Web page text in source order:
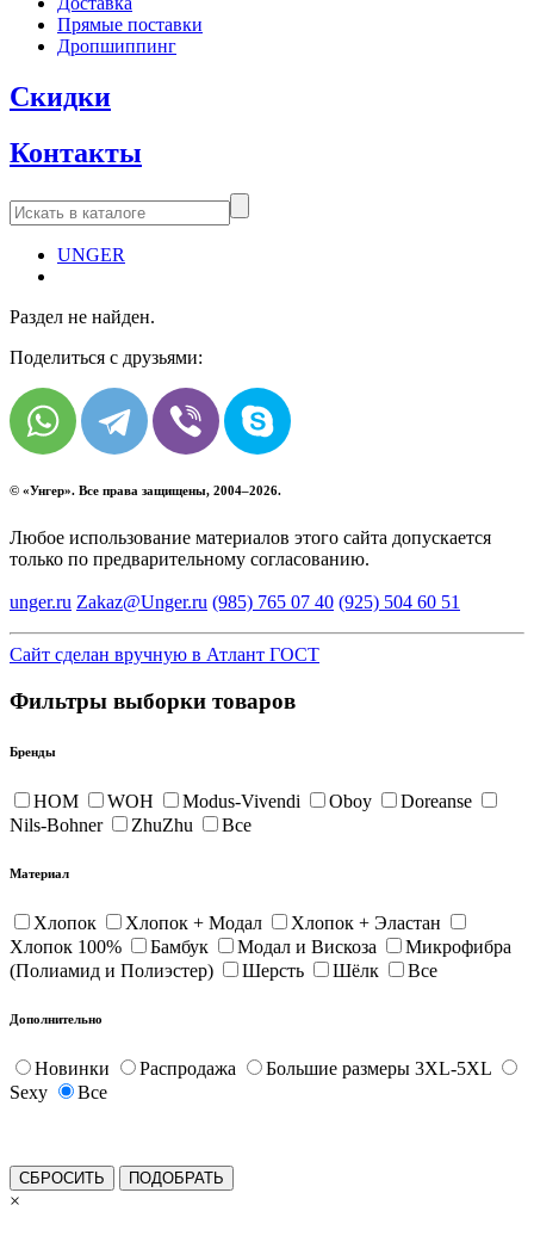
Прямые поставки
Дропшиппинг
Скидки
Контакты
UNGER
Раздел не найден.
Поделиться с друзьями:
© «Унгер». Все права защищены, 2004–2026.
Любое использование материалов этого сайта допускается
только по предварительному согласованию.
unger.ru Zakaz@Unger.ru (985) 765 07 40 (925) 504 60 51
Сайт сделан вручную в Атлант ГОСТ
Фильтры выборки товаров
Бренды
HOM WOH Modus-Vivendi Oboy
Doreanse
Nils-Bohner
ZhuZhu Все
Материал
Хлопок Хлопок + Модал
Хлопок + Эластан
Хлопок 100%
Бамбук Модал и Вискоза
Микрофибра
(Полиамид и Полиэстер)
Шерсть Шёлк Все
Дополнительно
Новинки Распродажа
Большие размеры 3XL-5XL
Sexy
Все
×